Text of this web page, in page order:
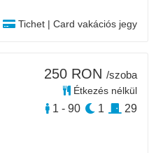
Tichet | Card vakációs jegy
250 RON /szoba
Étkezés nélkül
1 - 90 1 29